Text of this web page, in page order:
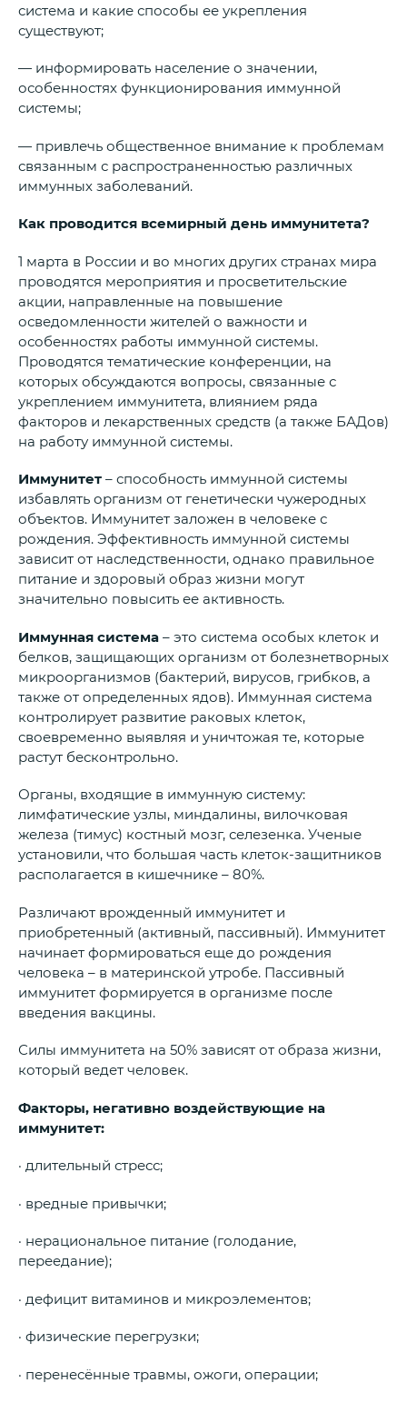
система и какие способы ее укрепления
существуют;
— информировать население о значении,
особенностях функционирования иммунной
системы;
— привлечь общественное внимание к проблемам
связанным с распространенностью различных
иммунных заболеваний.
Как проводится всемирный день иммунитета?
1 марта в России и во многих других странах мира
проводятся мероприятия и просветительские
акции, направленные на повышение
осведомленности жителей о важности и
особенностях работы иммунной системы.
Проводятся тематические конференции, на
которых обсуждаются вопросы, связанные с
укреплением иммунитета, влиянием ряда
факторов и лекарственных средств (а также БАДов)
на работу иммунной системы.
Иммунитет – способность иммунной системы
избавлять организм от генетически чужеродных
объектов. Иммунитет заложен в человеке с
рождения. Эффективность иммунной системы
зависит от наследственности, однако правильное
питание и здоровый образ жизни могут
значительно повысить ее активность.
Иммунная система – это система особых клеток и
белков, защищающих организм от болезнетворных
микроорганизмов (бактерий, вирусов, грибков, а
также от определенных ядов). Иммунная система
контролирует развитие раковых клеток,
своевременно выявляя и уничтожая те, которые
растут бесконтрольно.
Органы, входящие в иммунную систему:
лимфатические узлы, миндалины, вилочковая
железа (тимус) костный мозг, селезенка. Ученые
установили, что большая часть клеток-защитников
располагается в кишечнике – 80%.
Различают врожденный иммунитет и
приобретенный (активный, пассивный). Иммунитет
начинает формироваться еще до рождения
человека – в материнской утробе. Пассивный
иммунитет формируется в организме после
введения вакцины.
Силы иммунитета на 50% зависят от образа жизни,
который ведет человек.
Факторы, негативно воздействующие на
иммунитет:
· длительный стресс;
· вредные привычки;
· нерациональное питание (голодание,
переедание);
· дефицит витаминов и микроэлементов;
· физические перегрузки;
· перенесённые травмы, ожоги, операции;